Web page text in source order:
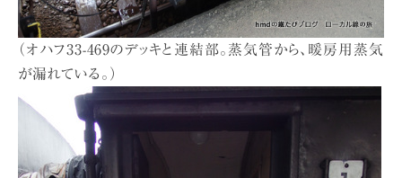
（オハフ33-469のデッキと連結部。蒸気管から、暖房用蒸気
が漏れている。）